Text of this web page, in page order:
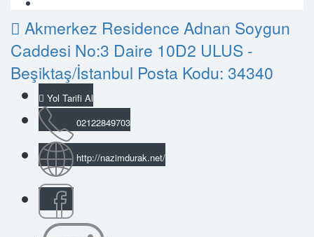
Akmerkez Residence Adnan Soygun
Caddesi No:3 Daire 10D2 ULUS -
Beşiktaş/İstanbul Posta Kodu: 34340
Yol Tarifi Al
02122849703
http://nazimdurak.net/